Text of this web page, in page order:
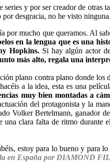
y por ser creador de otras
desgracia, no he visto ninguna.
por mucho que queramos. Al
en la lengua que es una
Hopkins.Si hay algún actor
más alto, regala una
plano contra plano donde los
a la idea, esta es una
muy bien montadas a
del protagonista y la
Volker Bertelmann, ganador
una clara falta de ritmo durante
estoy para lo bueno y para lo
en España por DIAMOND